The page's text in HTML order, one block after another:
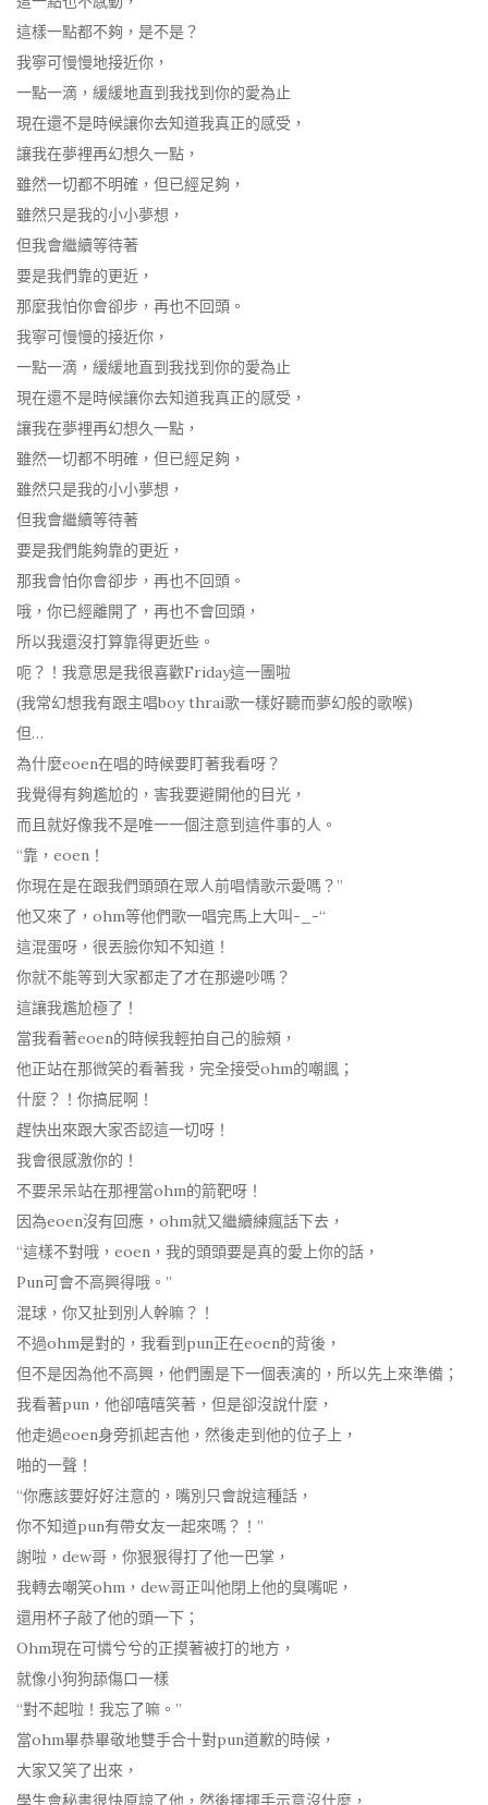
這樣一點都不夠，是不是？
我寧可慢慢地接近你，
一點一滴，緩緩地直到我找到你的愛為止
現在還不是時候讓你去知道我真正的感受，
讓我在夢裡再幻想久一點，
雖然一切都不明確，但已經足夠，
雖然只是我的小小夢想，
但我會繼續等待著
要是我們靠的更近，
那麼我怕你會卻步，再也不回頭。
我寧可慢慢的接近你，
一點一滴，緩緩地直到我找到你的愛為止
現在還不是時候讓你去知道我真正的感受，
讓我在夢裡再幻想久一點，
雖然一切都不明確，但已經足夠，
雖然只是我的小小夢想，
但我會繼續等待著
要是我們能夠靠的更近，
那我會怕你會卻步，再也不回頭。
哦，你已經離開了，再也不會回頭，
所以我還沒打算靠得更近些。
呃？！我意思是我很喜歡Friday這一團啦
(我常幻想我有跟主唱boy thrai歌一樣好聽而夢幻般的歌喉)
但…
為什麼eoen在唱的時候要盯著我看呀？
我覺得有夠尷尬的，害我要避開他的目光，
而且就好像我不是唯一一個注意到這件事的人。
“靠，eoen！
你現在是在跟我們頭頭在眾人前唱情歌示愛嗎？”
他又來了，ohm等他們歌一唱完馬上大叫-_-“
這混蛋呀，很丟臉你知不知道！
你就不能等到大家都走了才在那邊吵嗎？
這讓我尷尬極了！
當我看著eoen的時候我輕拍自己的臉頰，
他正站在那微笑的看著我，完全接受ohm的嘲諷；
什麼？！你搞屁啊！
趕快出來跟大家否認這一切呀！
我會很感激你的！
不要呆呆站在那裡當ohm的箭靶呀！
因為eoen沒有回應，ohm就又繼續練瘋話下去，
“這樣不對哦，eoen，我的頭頭要是真的愛上你的話，
Pun可會不高興得哦。”
混球，你又扯到別人幹嘛？！
不過ohm是對的，我看到pun正在eoen的背後，
但不是因為他不高興，他們團是下一個表演的，所以先上來準備；
我看著pun，他卻嘻嘻笑著，但是卻沒說什麼，
他走過eoen身旁抓起吉他，然後走到他的位子上，
啪的一聲！
“你應該要好好注意的，嘴別只會說這種話，
你不知道pun有帶女友一起來嗎？！”
謝啦，dew哥，你狠狠得打了他一巴掌，
我轉去嘲笑ohm，dew哥正叫他閉上他的臭嘴呢，
還用杯子敲了他的頭一下；
Ohm現在可憐兮兮的正摸著被打的地方，
就像小狗狗舔傷口一樣
“對不起啦！我忘了嘛。”
當ohm畢恭畢敬地雙手合十對pun道歉的時候，
大家又笑了出來，
學生會秘書很快原諒了他，然後揮揮手示意沒什麼，